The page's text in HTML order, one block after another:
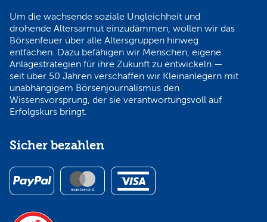
Um die wachsende soziale Ungleichheit und
drohende Altersarmut einzudämmen, wollen wir das
Börsenfeuer über alle Altersgruppen hinweg
entfachen. Dazu befähigen wir Menschen, eigene
Anlagestrategien für ihre Zukunft zu entwickeln —
seit über 50 Jahren verschaffen wir Kleinanlegern mit
unabhängigem Börsenjournalismus den
Wissensvorsprung, der sie verantwortungsvoll auf
Erfolgskurs bringt.
Sicher bezahlen